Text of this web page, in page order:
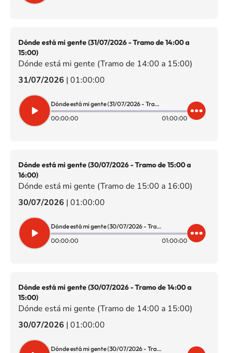
Dónde está mi gente (31/07/2026 - Tramo de 14:00 a
15:00)
Dónde está mi gente (Tramo de 14:00 a 15:00)
31/07/2026 | 01:00:00
Dónde está mi gente (31/07/2026 - Tramo de 14:00 a 15:00)
00:00:00
01:00:00
Dónde está mi gente (30/07/2026 - Tramo de 15:00 a
16:00)
Dónde está mi gente (Tramo de 15:00 a 16:00)
30/07/2026 | 01:00:00
Dónde está mi gente (30/07/2026 - Tramo de 15:00 a 16:00)
00:00:00
01:00:00
Dónde está mi gente (30/07/2026 - Tramo de 14:00 a
15:00)
Dónde está mi gente (Tramo de 14:00 a 15:00)
30/07/2026 | 01:00:00
Dónde está mi gente (30/07/2026 - Tramo de 14:00 a 15:00)